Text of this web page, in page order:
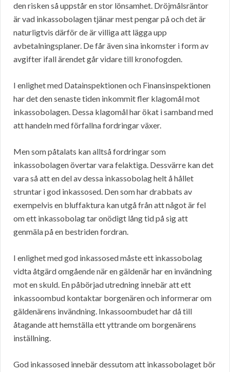
den risken så uppstår en stor lönsamhet. Dröjmålsräntor
är vad inkassobolagen tjänar mest pengar på och det är
naturligtvis därför de är villiga att lägga upp
avbetalningsplaner. De får även sina inkomster i form av
avgifter ifall ärendet går vidare till kronofogden.
I enlighet med Datainspektionen och Finansinspektionen
har det den senaste tiden inkommit fler klagomål mot
inkassobolagen. Dessa klagomål har ökat i samband med
att handeln med förfallna fordringar växer.
Men som påtalats kan alltså fordringar som
inkassobolagen övertar vara felaktiga. Dessvärre kan det
vara så att en del av dessa inkassobolag helt å hållet
struntar i god inkassosed. Den som har drabbats av
exempelvis en bluffaktura kan utgå från att något är fel
om ett inkassobolag tar onödigt lång tid på sig att
genmäla på en bestriden fordran.
I enlighet med god inkassosed måste ett inkassobolag
vidta åtgärd omgående när en gäldenär har en invändning
mot en skuld. En påbörjad utredning innebär att ett
inkassoombud kontaktar borgenären och informerar om
gäldenärens invändning. Inkassoombudet har då till
åtagande att hemställa ett yttrande om borgenärens
inställning.
God inkassosed innebär dessutom att inkassobolaget bör